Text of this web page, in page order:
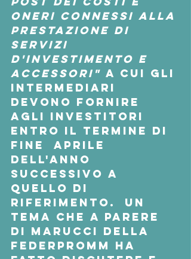
oneri connessi alla
prestazione di
servizi
d'investimento e
accessori" a cui gli
intermediari
devono fornire
agli investitori
entro il termine di
fine  aprile
dell'anno
successivo a
quello di
riferimento.  Un
tema che a parere
di Marucci della
Federpromm ha